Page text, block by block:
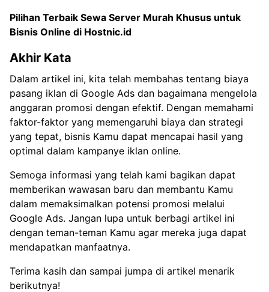
Pilihan Terbaik Sewa Server Murah Khusus untuk
Bisnis Online di Hostnic.id
Akhir Kata
Dalam artikel ini, kita telah membahas tentang biaya
pasang iklan di Google Ads dan bagaimana mengelola
anggaran promosi dengan efektif. Dengan memahami
faktor-faktor yang memengaruhi biaya dan strategi
yang tepat, bisnis Kamu dapat mencapai hasil yang
optimal dalam kampanye iklan online.
Semoga informasi yang telah kami bagikan dapat
memberikan wawasan baru dan membantu Kamu
dalam memaksimalkan potensi promosi melalui
Google Ads. Jangan lupa untuk berbagi artikel ini
dengan teman-teman Kamu agar mereka juga dapat
mendapatkan manfaatnya.
Terima kasih dan sampai jumpa di artikel menarik
berikutnya!